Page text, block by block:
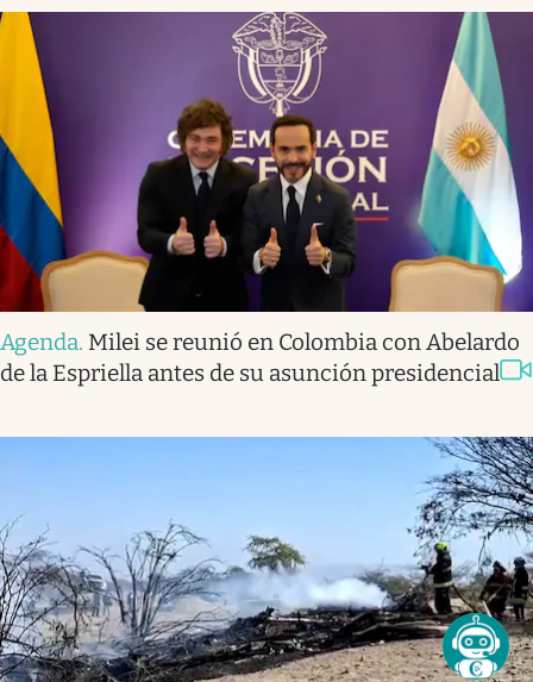
Agenda. Milei se reunió en Colombia con Abelardo
de la Espriella antes de su asunción presidencial